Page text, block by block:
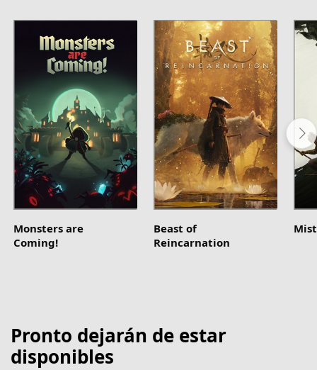
Monsters are
Coming!
Beast of
Reincarnation
Pronto dejarán de estar
disponibles